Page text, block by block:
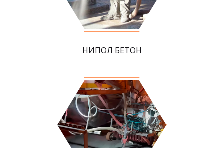
НИПОЛ БЕТОН